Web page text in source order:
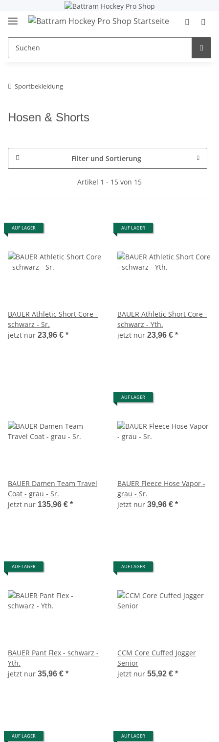
Sportbekleidung
Hosen & Shorts
Filter und Sortierung
Artikel 1 - 15 von 15
AUF LAGER
BAUER Athletic Short Core -
schwarz - Sr.
jetzt nur 23,96 € *
AUF LAGER
BAUER Athletic Short Core -
schwarz - Yth.
jetzt nur 23,96 € *
BAUER Damen Team Travel
Coat - grau - Sr.
jetzt nur 135,96 € *
AUF LAGER
BAUER Fleece Hose Vapor -
grau - Sr.
jetzt nur 39,96 € *
AUF LAGER
BAUER Pant Flex - schwarz -
Yth.
jetzt nur 35,96 € *
AUF LAGER
CCM Core Cuffed Jogger
Senior
jetzt nur 55,92 € *
AUF LAGER AUF LAGER